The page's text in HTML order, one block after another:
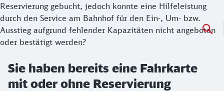
Reservierung gebucht, jedoch konnte eine Hilfeleistung
durch den Service am Bahnhof für den Ein-, Um- bzw.
Ausstieg aufgrund fehlender Kapazitäten nicht angeboten
oder bestätigt werden?
Sie haben bereits eine Fahrkarte
mit oder ohne Reservierung